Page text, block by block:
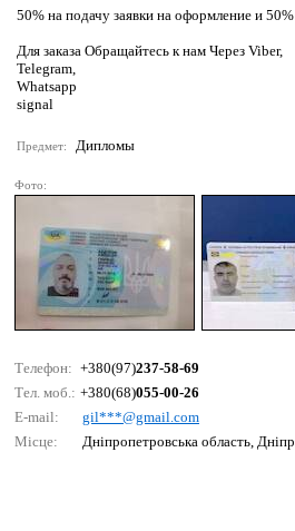
50% на подачу заявки на оформление и
Для заказа Обращайтесь к нам Через Viber,
Telegram,
Whatsapp
signal
Предмет: Дипломы
Фото:
Телефон: +380(97)237-58-69
Тел. моб.: +380(68)055-00-26
E-mail:
gil***@gmаil.соm
Місце:
Дніпропетровська область,